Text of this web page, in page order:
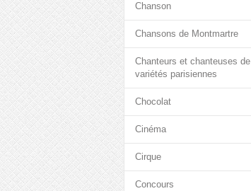
Chanson
Chansons de Montmartre
Chanteurs et chanteuses de
variétés parisiennes
Chocolat
Cinéma
Cirque
Concours